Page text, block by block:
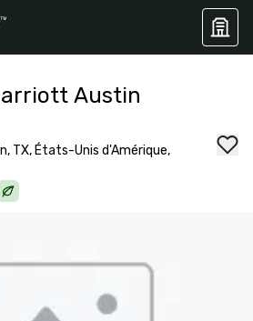
Austin
TX, États-Unis d'Amérique,